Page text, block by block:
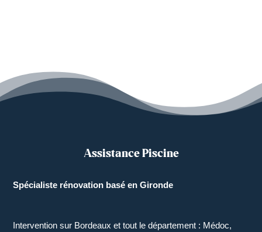
Assistance Piscine
Spécialiste rénovation basé en Gironde
Intervention sur Bordeaux et tout le département : Médoc,